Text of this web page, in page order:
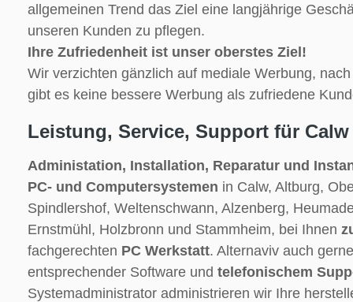
allgemeinen Trend das Ziel eine langjährige
unseren Kunden zu pflegen.
Ihre Zufriedenheit ist unser oberstes Ziel!
Wir verzichten gänzlich auf mediale Werbung,
gibt es keine bessere Werbung als zufriedene
Leistung, Service, Support für Calw
Administation, Installation, Reparatur und
PC- und Computersystemen in Calw, Altburg,
Spindlershof, Weltenschwann, Alzenberg,
Ernstmühl, Holzbronn und Stammheim, bei Ihnen
fachgerechten PC Werkstatt. Alternaviv auch
entsprechender Software und telefonischem
Systemadministrator administrieren wir Ihre